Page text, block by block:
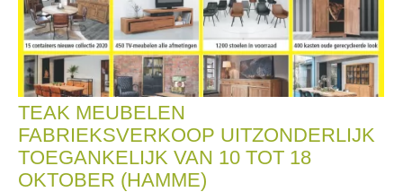
TEAK MEUBELEN
FABRIEKSVERKOOP UITZONDERLIJK
TOEGANKELIJK VAN 10 TOT 18
OKTOBER (HAMME)